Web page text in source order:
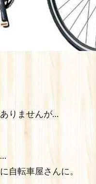
りませんが…
自転車屋さんに。